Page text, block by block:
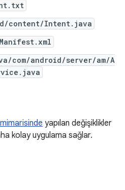
content/Intent.java
com/android/server/am/A
yapılan değişiklikler
kolay uygulama sağlar.